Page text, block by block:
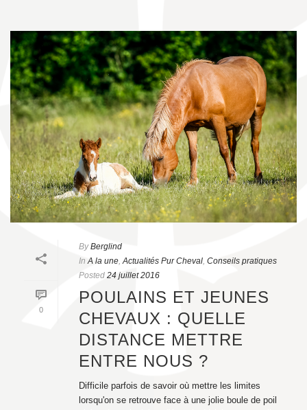
0
By Berglind
In A la une,Actualités Pur Cheval, Conseils pratiques
Posted 24 juillet 2016
POULAINS ET JEUNES
CHEVAUX : QUELLE
DISTANCE METTRE
ENTRE NOUS ?
Difficile parfois de savoir où mettre les limites
lorsqu'on se retrouve face à une jolie boule de poil